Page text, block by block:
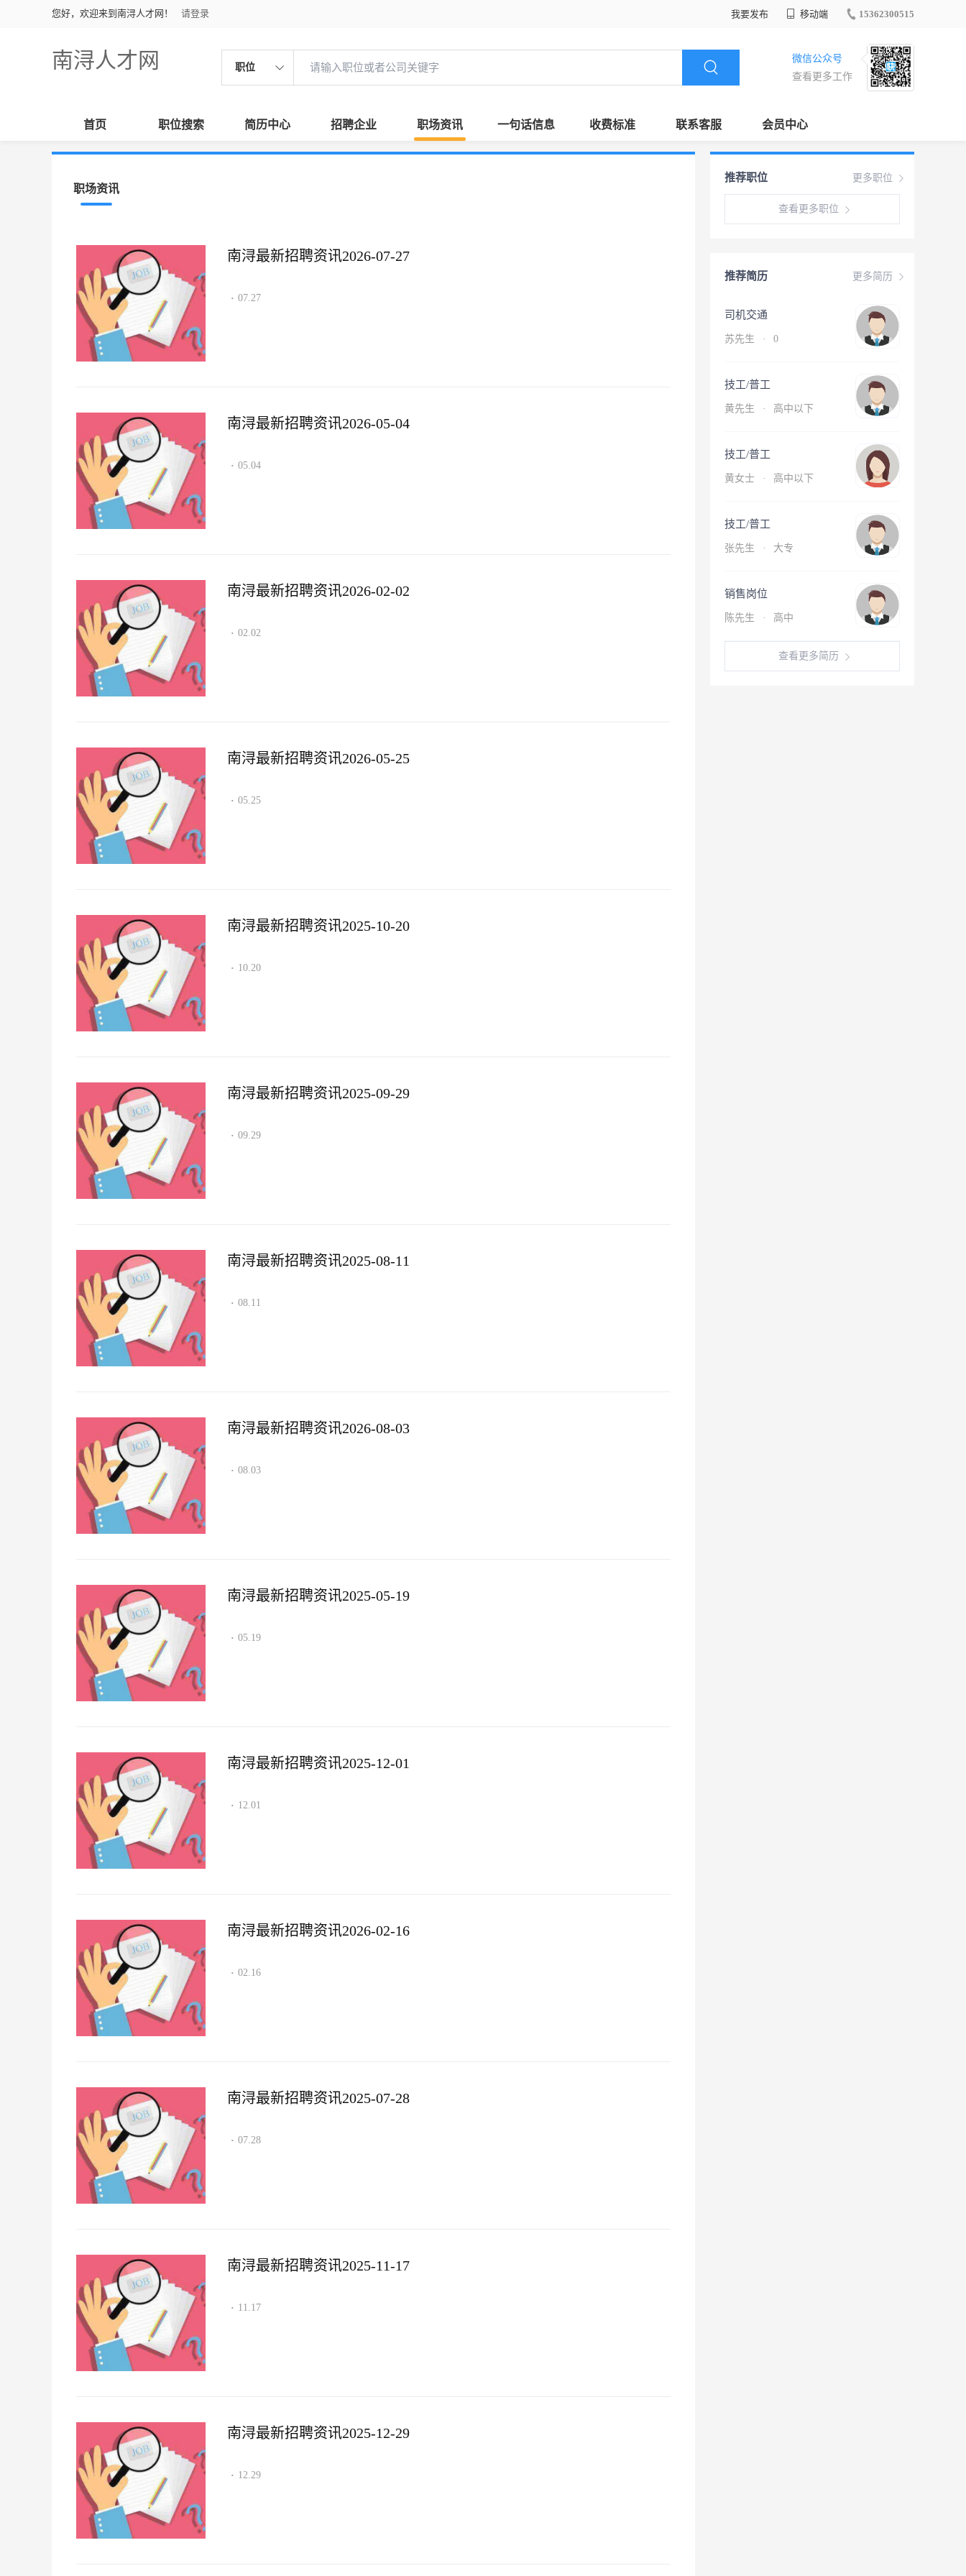
您好，欢迎来到南浔人才网！ 请登录 我要发布 移动端 15362300515
南浔人才网 职位
微信公众号
查看更多工作
首页 职位搜索 简历中心 招聘企业 职场资讯 一句话信息 收费标准 联系客服 会员中心
职场资讯
南浔最新招聘资讯2026-07-27
· 07.27
南浔最新招聘资讯2026-05-04
· 05.04
南浔最新招聘资讯2026-02-02
· 02.02
南浔最新招聘资讯2026-05-25
· 05.25
南浔最新招聘资讯2025-10-20
· 10.20
南浔最新招聘资讯2025-09-29
· 09.29
南浔最新招聘资讯2025-08-11
· 08.11
南浔最新招聘资讯2026-08-03
· 08.03
南浔最新招聘资讯2025-05-19
· 05.19
南浔最新招聘资讯2025-12-01
· 12.01
南浔最新招聘资讯2026-02-16
· 02.16
南浔最新招聘资讯2025-07-28
· 07.28
南浔最新招聘资讯2025-11-17
· 11.17
南浔最新招聘资讯2025-12-29
· 12.29
更多职位
推荐职位
查看更多职位
更多简历
推荐简历
司机交通
苏先生 · 0
技工/普工
黄先生 · 高中以下
技工/普工
黄女士 · 高中以下
技工/普工
张先生 · 大专
销售岗位
陈先生 · 高中
查看更多简历